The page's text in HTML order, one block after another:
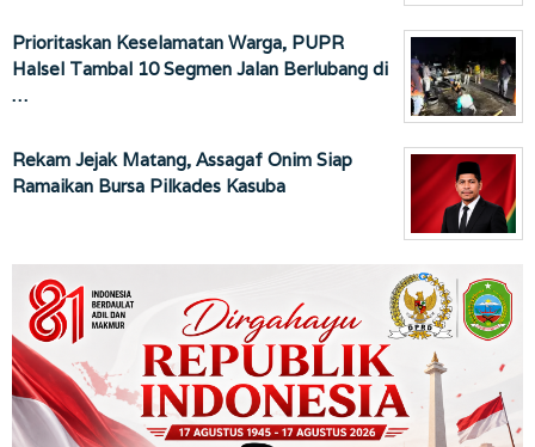
Prioritaskan Keselamatan Warga, PUPR
Halsel Tambal 10 Segmen Jalan Berlubang di
…
Rekam Jejak Matang, Assagaf Onim Siap
Ramaikan Bursa Pilkades Kasuba